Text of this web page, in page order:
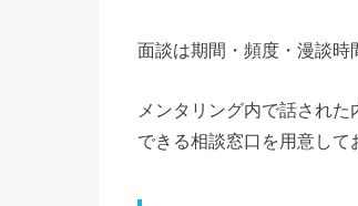
面談は期間・頻度・漫談時
メンタリング内で話され
できる相談窓口を用意して